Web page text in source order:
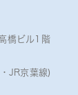
橋ビル1階
JR京葉線)